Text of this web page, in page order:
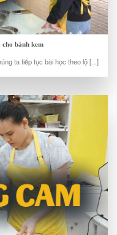
bánh kem
ta tiếp tục bài học theo lộ [...]